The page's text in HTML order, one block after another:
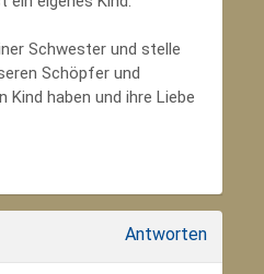
Schwester und stelle
Schöpfer und
Kind haben und ihre Liebe
Antworten